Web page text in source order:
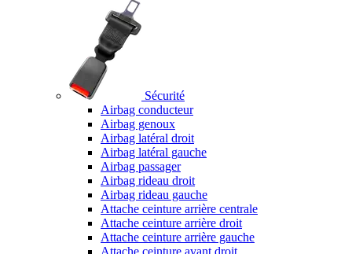
Sécurité
Airbag conducteur
Airbag genoux
Airbag latéral droit
Airbag latéral gauche
Airbag passager
Airbag rideau droit
Airbag rideau gauche
Attache ceinture arrière centrale
Attache ceinture arrière droit
Attache ceinture arrière gauche
Attache ceinture avant droit